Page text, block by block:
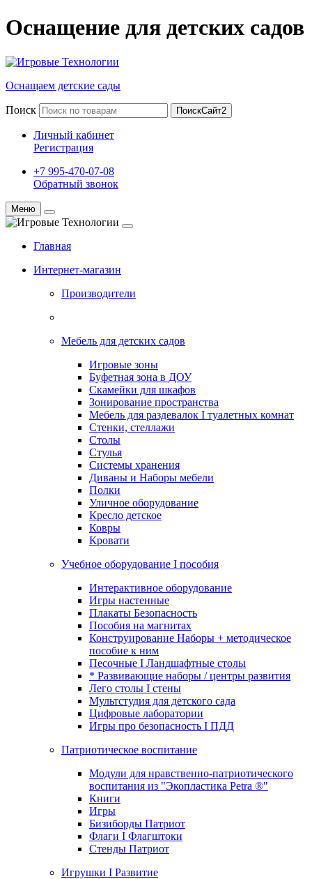
Оснащение для детских садов
Оснащаем детские сады
Поиск ПоискСайт2
Личный кабинет
Регистрация
+7 995-470-07-08
Обратный звонок
Меню
Главная
Интернет-магазин
Производители
Мебель для детских садов
Игровые зоны
Буфетная зона в ДОУ
Скамейки для шкафов
Зонирование пространства
Мебель для раздевалок I туалетных комнат
Стенки, стеллажи
Столы
Стулья
Системы хранения
Диваны и Наборы мебели
Полки
Уличное оборудование
Кресло детское
Ковры
Кровати
Учебное оборудование I пособия
Интерактивное оборудование
Игры настенные
Плакаты Безопасность
Пособия на магнитах
Конструирование Наборы + методическое
пособие к ним
Песочные I Ландшафтные столы
* Развивающие наборы / центры развития
Лего столы I стены
Мультстудия для детского сада
Цифровые лаборатории
Игры про безопасность I ПДД
Патриотическое воспитание
Модули для нравственно-патриотического
воспитания из "Экопластика Petra ®"
Книги
Игры
Бизиборды Патриот
Флаги I Флагштоки
Стенды Патриот
Игрушки I Развитие